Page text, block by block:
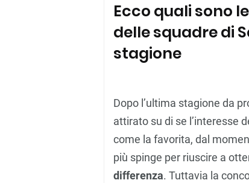
Ecco quali sono
delle squadre di
stagione
Dopo l’ultima stagione da
attirato su di se l’interesse
come la favorita, dal
più spinge per riuscire a
differenza. Tuttavia la